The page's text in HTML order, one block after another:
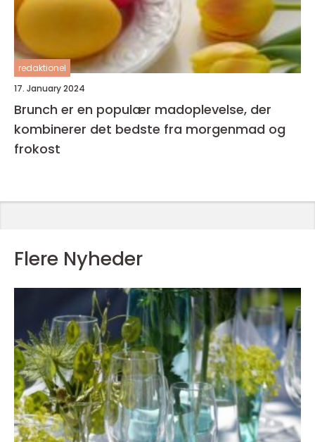
redaktionel
17. January 2024
Brunch er en populær madoplevelse, der
kombinerer det bedste fra morgenmad og
frokost
Flere Nyheder